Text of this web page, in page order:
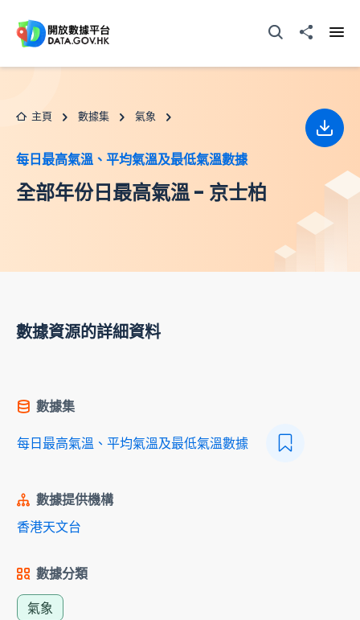
打開搜尋器分享至
主頁 數據集 氣象
每日最高氣溫、平均氣溫及最低氣溫數據
全部年份日最高氣溫 - 京士柏
下載
數據資源的詳細資料
數據集
每日最高氣溫、平均氣溫及最低氣溫數據
數據提供機構
香港天文台
數據分類
氣象